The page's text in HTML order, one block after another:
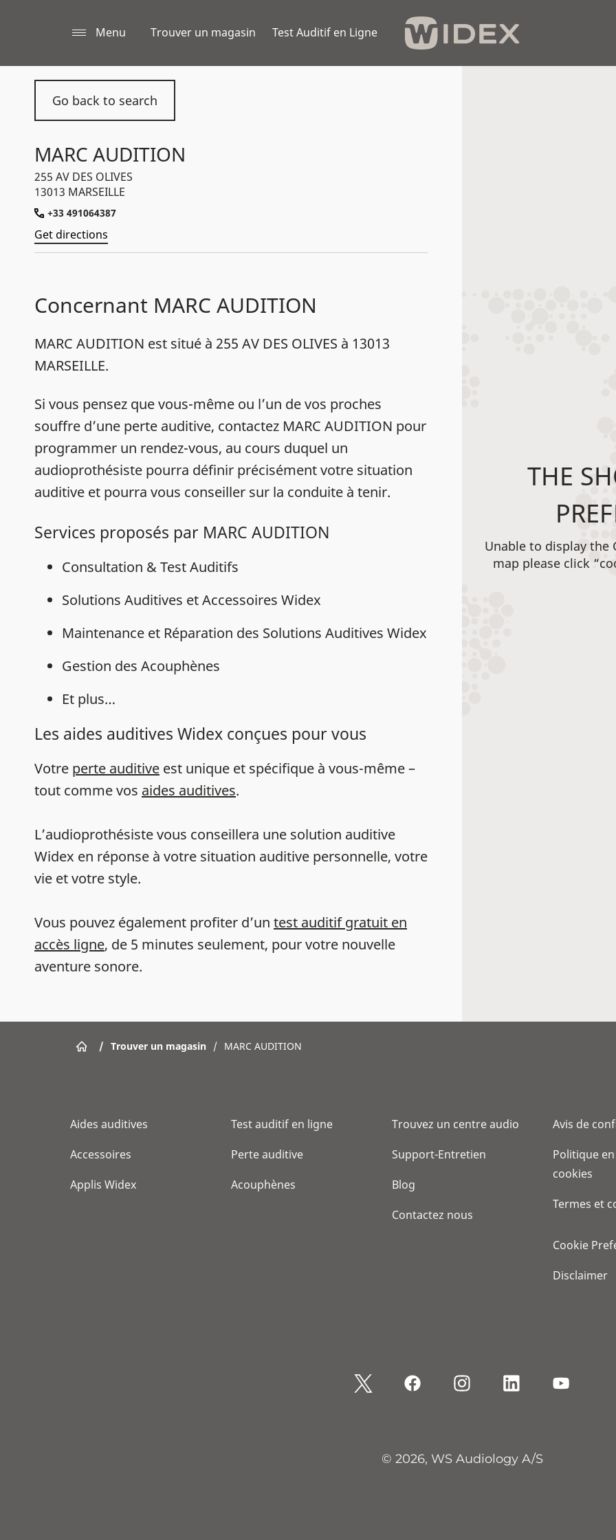
Menu Trouver un magasin Test Auditif en Ligne
Go back to search
MARC AUDITION
255 AV DES OLIVES
13013 MARSEILLE
+33 491064387
Get directions
Concernant MARC AUDITION
MARC AUDITION est situé à 255 AV DES OLIVES à 13013
MARSEILLE.
Si vous pensez que vous-même ou l’un de vos proches
souffre d’une perte auditive, contactez MARC AUDITION pour
programmer un rendez-vous, au cours duquel un
audioprothésiste pourra définir précisément votre situation
auditive et pourra vous conseiller sur la conduite à tenir.
Services proposés par MARC AUDITION
Consultation & Test Auditifs
Solutions Auditives et Accessoires Widex
Maintenance et Réparation des Solutions Auditives Widex
Gestion des Acouphènes
Et plus…
Les aides auditives Widex conçues pour vous
Votre perte auditive est unique et spécifique à vous-même –
tout comme vos aides auditives.
L’audioprothésiste vous conseillera une solution auditive
Widex en réponse à votre situation auditive personnelle, votre
vie et votre style.
Vous pouvez également profiter d’un test auditif gratuit en
accès ligne, de 5 minutes seulement, pour votre nouvelle
aventure sonore.
THE
Unable to display the
map please click
/ Trouver un magasin / MARC AUDITION
Aides auditives
Accessoires
Applis Widex
Test auditif en ligne
Perte auditive
Acouphènes
Trouvez un centre audio
Support-Entretien
Blog
Contactez nous
Avis de
Politique
cookies
Termes et
Cookie
Disclaimer
© 2026, WS Audiology A/S